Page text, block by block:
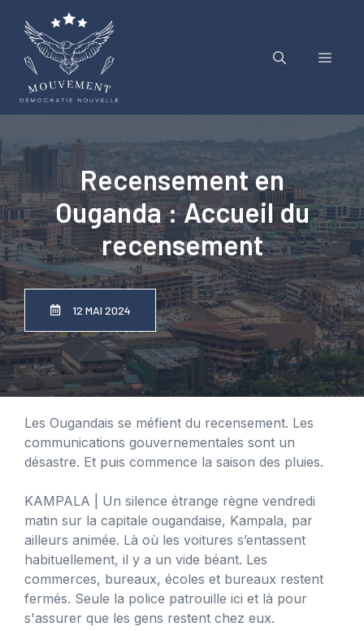
contenu
Menu
Recensement en
Ouganda : Accueil du
recensement
12 MAI 2024
Les Ougandais se méfient du recensement. Les
communications gouvernementales sont un
désastre. Et puis commence la saison des pluies.
KAMPALA
| Un silence étrange règne vendredi
matin sur la capitale ougandaise, Kampala, par
ailleurs animée. Là où les voitures s’entassent
habituellement, il y a un vide béant. Les
commerces, bureaux, écoles et bureaux restent
fermés. Seule la police patrouille ici et là pour
s'assurer que les gens restent chez eux.